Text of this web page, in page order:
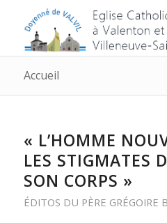
Accueil
« L’HOMME
LES STIGMATES
SON CORPS »
ÉDITOS DU PÈRE GRÉGOIRE